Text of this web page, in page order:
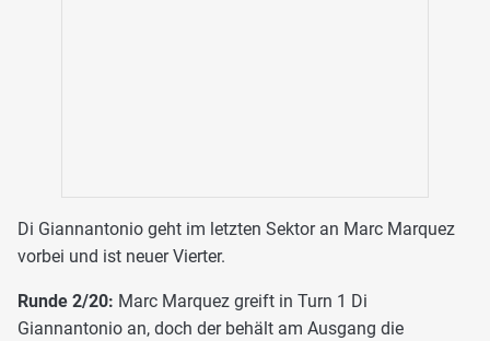
Di Giannantonio geht im letzten Sektor an Marc Marquez
vorbei und ist neuer Vierter.
Runde 2/20: Marc Marquez greift in Turn 1 Di
Giannantonio an, doch der behält am Ausgang die